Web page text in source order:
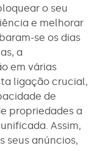
o seu
e melhorar
se os dias
a
em várias
ligação crucial,
de
propriedades a
Assim,
seus anúncios,